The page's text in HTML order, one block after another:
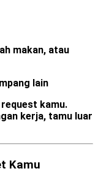
makan, atau
lain
kamu.
kerja, tamu luar
Kamu